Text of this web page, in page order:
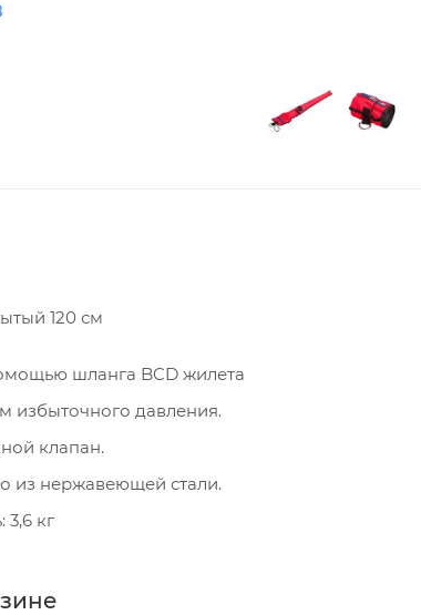
120 см
шланга BCD жилета
избыточного давления.
клапан.
из нержавеющей стали.
3,6 кг